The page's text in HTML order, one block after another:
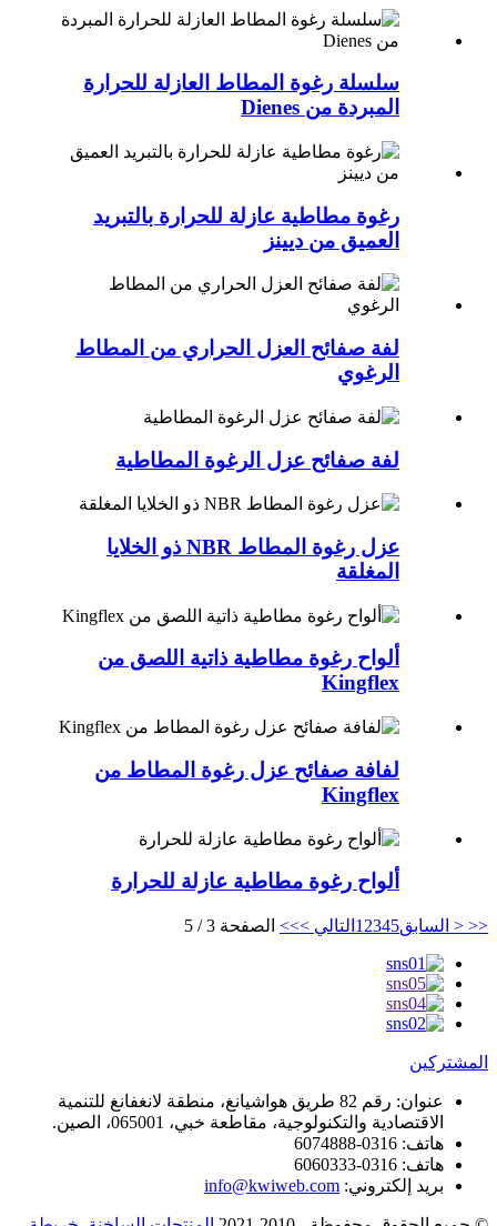
سلسلة رغوة المطاط العازلة للحرارة
المبردة من Dienes
رغوة مطاطية عازلة للحرارة بالتبريد
العميق من ديينز
لفة صفائح العزل الحراري من المطاط
الرغوي
لفة صفائح عزل الرغوة المطاطية
عزل رغوة المطاط NBR ذو الخلايا
المغلقة
ألواح رغوة مطاطية ذاتية اللصق من
Kingflex
لفافة صفائح عزل رغوة المطاط من
Kingflex
ألواح رغوة مطاطية عازلة للحرارة
<< < السابق 1 2345 التالي >>> الصفحة 3 / 5
المشتركين
عنوان:
رقم 82 طريق هواشيانغ، منطقة لانغفانغ للتنمية
الاقتصادية والتكنولوجية، مقاطعة خبي، 065001، الصين.
هاتف: 0316-6074888
هاتف: 0316-6060333
بريد إلكتروني: info@kwiweb.com